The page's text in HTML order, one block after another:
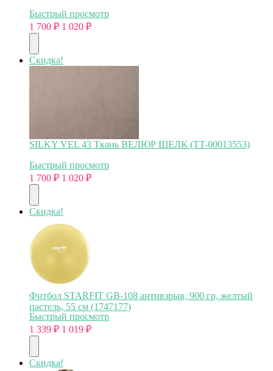
Быстрый просмотр
1 700 ₽ 1 020 ₽
Скидка!
SILKY VEL 43 Ткань ВЕЛЮР ШЕЛК (TT-00013553)
Быстрый просмотр
1 700 ₽ 1 020 ₽
Скидка!
Фитбол STARFIT GB-108 антивзрыв, 900 гр, желтый
пастель, 55 см (1747177)
Быстрый просмотр
1 339 ₽ 1 019 ₽
Скидка!